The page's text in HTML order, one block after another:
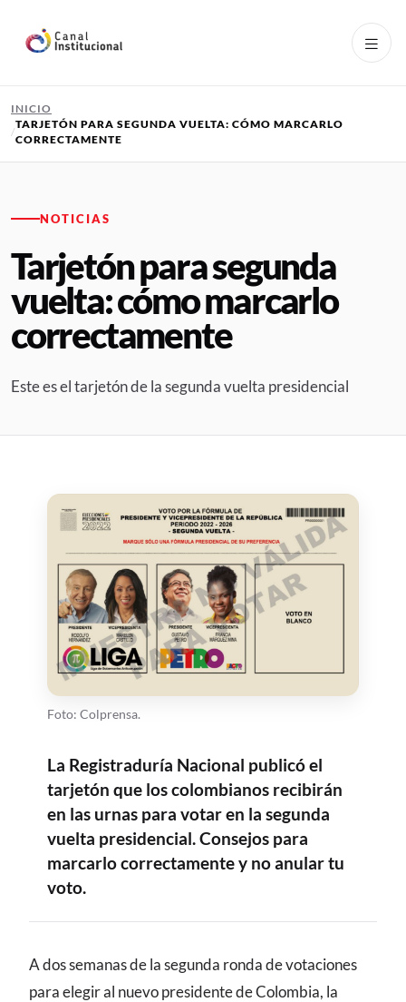
INICIO
TARJETÓN PARA SEGUNDA VUELTA: CÓMO MARCARLO
CORRECTAMENTE
NOTICIAS
Tarjetón para segunda
vuelta: cómo marcarlo
correctamente
Este es el tarjetón de la segunda vuelta presidencial
Foto: Colprensa.
La Registraduría Nacional publicó el
tarjetón que los colombianos recibirán
en las urnas para votar en la segunda
vuelta presidencial. Consejos para
marcarlo correctamente y no anular tu
voto.
CONTENIDO
A dos semanas de la segunda ronda de votaciones
para elegir al nuevo presidente de Colombia, la